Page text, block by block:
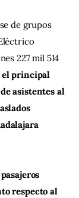
de grupos
227 mil 514
el principal
asistentes al
respecto al